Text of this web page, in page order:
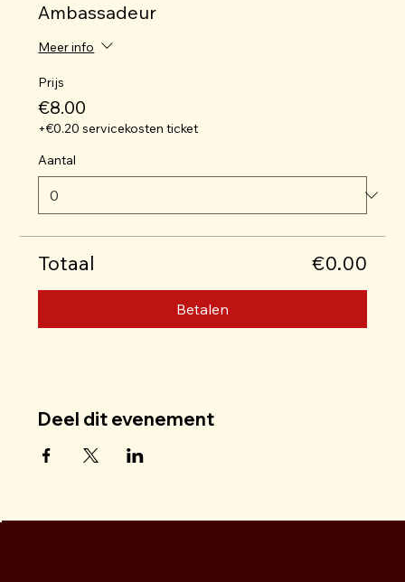
Ambassadeur
Meer info
Prijs
€8.00
+€0.20 servicekosten ticket
Aantal
Totaal €0.00
Betalen
Deel dit evenement